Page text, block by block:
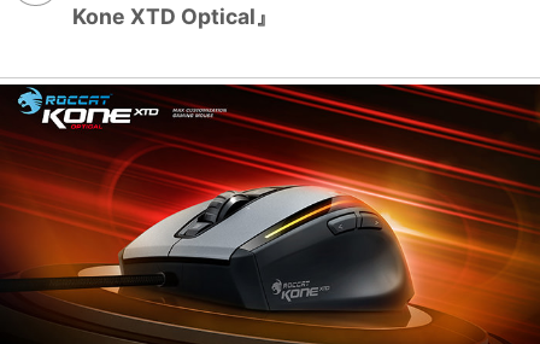
Kone XTD Optical』